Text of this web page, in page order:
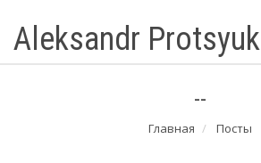
Aleksandr Protsyuk
--
Главная Посты